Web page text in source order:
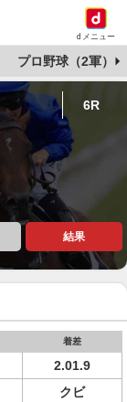
dメニュー
プロ野球（2軍）
6R
結果
着差
2.01.9
クビ